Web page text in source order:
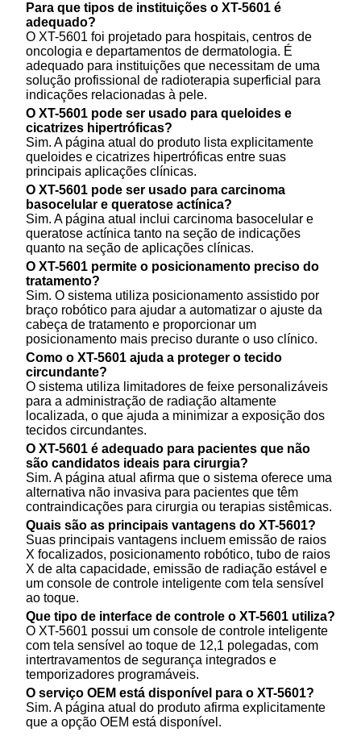
Para que tipos de instituições o XT-5601 é
adequado?
O XT-5601 foi projetado para hospitais, centros de
oncologia e departamentos de dermatologia. É
adequado para instituições que necessitam de uma
solução profissional de radioterapia superficial para
indicações relacionadas à pele.
O XT-5601 pode ser usado para queloides e
cicatrizes hipertróficas?
Sim. A página atual do produto lista explicitamente
queloides e cicatrizes hipertróficas entre suas
principais aplicações clínicas.
O XT-5601 pode ser usado para carcinoma
basocelular e queratose actínica?
Sim. A página atual inclui carcinoma basocelular e
queratose actínica tanto na seção de indicações
quanto na seção de aplicações clínicas.
O XT-5601 permite o posicionamento preciso do
tratamento?
Sim. O sistema utiliza posicionamento assistido por
braço robótico para ajudar a automatizar o ajuste da
cabeça de tratamento e proporcionar um
posicionamento mais preciso durante o uso clínico.
Como o XT-5601 ajuda a proteger o tecido
circundante?
O sistema utiliza limitadores de feixe personalizáveis ​​
para a administração de radiação altamente
localizada, o que ajuda a minimizar a exposição dos
tecidos circundantes.
O XT-5601 é adequado para pacientes que não
são candidatos ideais para cirurgia?
Sim. A página atual afirma que o sistema oferece uma
alternativa não invasiva para pacientes que têm
contraindicações para cirurgia ou terapias sistêmicas.
Quais são as principais vantagens do XT-5601?
Suas principais vantagens incluem emissão de raios
X focalizados, posicionamento robótico, tubo de raios
X de alta capacidade, emissão de radiação estável e
um console de controle inteligente com tela sensível
ao toque.
Que tipo de interface de controle o XT-5601 utiliza?
O XT-5601 possui um console de controle inteligente
com tela sensível ao toque de 12,1 polegadas, com
intertravamentos de segurança integrados e
temporizadores programáveis.
O serviço OEM está disponível para o XT-5601?
Sim. A página atual do produto afirma explicitamente
que a opção OEM está disponível.